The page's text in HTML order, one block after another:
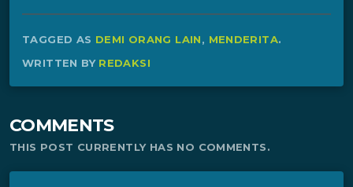
TAGGED AS DEMI ORANG LAIN, MENDERITA.
WRITTEN BY REDAKSI
COMMENTS
THIS POST CURRENTLY HAS NO COMMENTS.